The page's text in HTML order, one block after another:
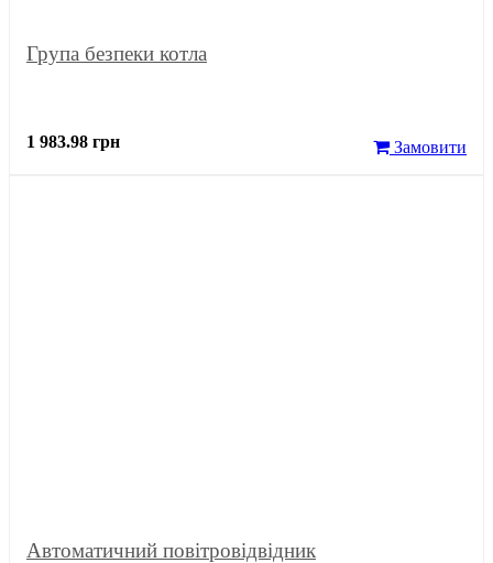
Група безпеки котла
1 983.98 грн Замовити
Автоматичний повітровідвідник